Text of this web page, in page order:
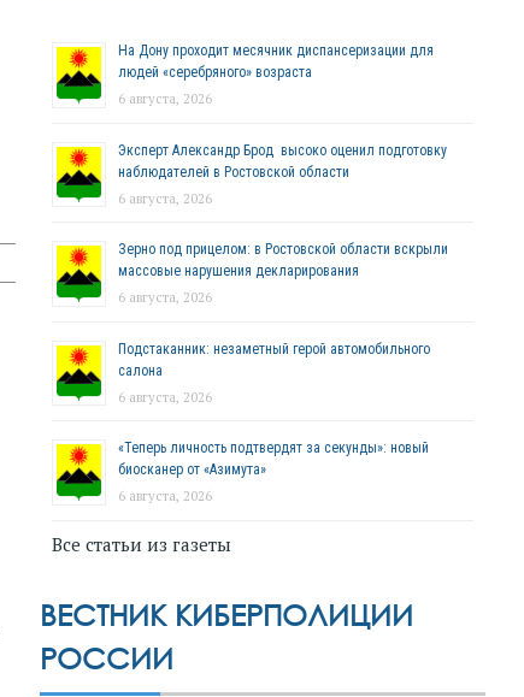
На Дону проходит месячник диспансеризации для
людей «серебряного» возраста
6 августа, 2026
Эксперт Александр Брод высоко оценил подготовку
наблюдателей в Ростовской области
6 августа, 2026
Зерно под прицелом: в Ростовской области вскрыли
массовые нарушения декларирования
6 августа, 2026
Подстаканник: незаметный герой автомобильного
салона
6 августа, 2026
«Теперь личность подтвердят за секунды»: новый
биосканер от «Азимута»
6 августа, 2026
Все статьи из газеты
ВЕСТНИК КИБЕРПОЛИЦИИ
РОССИИ